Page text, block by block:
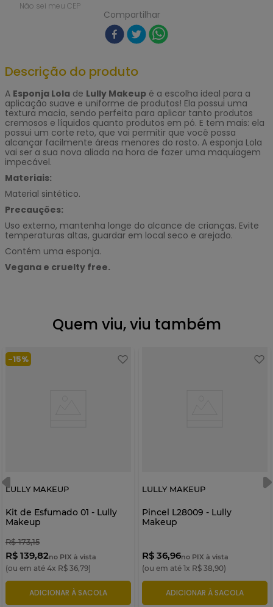
Não sei meu CEP
Compartilhar
Descrição do produto
A Esponja Lola de Lully Makeup é a escolha ideal para a
aplicação suave e uniforme de produtos! Ela possui uma
textura macia, sendo perfeita para aplicar tanto produtos
cremosos e líquidos quanto produtos em pó. E tem mais: ela
possui um corte reto, que vai permitir que você possa
alcançar facilmente áreas menores do rosto. A esponja Lola
vai ser a sua nova aliada na hora de fazer uma maquiagem
impecável.
Materiais:
Material sintético.
Precauções:
Uso externo, mantenha longe do alcance de crianças. Evite
temperaturas altas, guardar em local seco e arejado.
Contém uma esponja.
Vegana e cruelty free.
Quem viu, viu também
-15%
LULLY MAKEUP
Kit de Esfumado 01 - Lully
Makeup
R$ 173,15
R$ 139,82no PIX à vista
(ou em até 4x R$ 36,79)
ADICIONAR À SACOLA
LULLY MAKEUP
Pincel L28009 - Lully
Makeup
R$ 36,96no PIX à vista
(ou em até 1x R$ 38,90)
ADICIONAR À SACOLA